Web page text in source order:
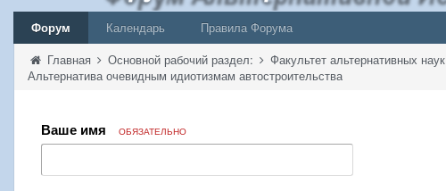
Форум Календарь
Правила Форума
Главная Основной рабочий раздел: Факультет альтернативных наук
Альтернатива очевидным идиотизмам автостроительства
Ваше имя ОБЯЗАТЕЛЬНО